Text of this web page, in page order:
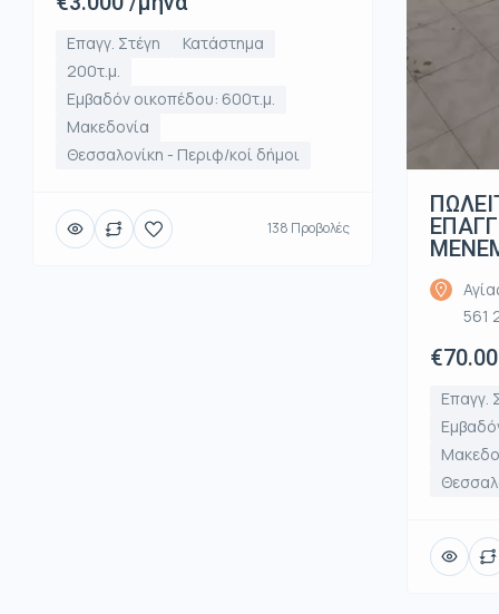
Επαγγ. Στέγη
Κατάστημα
200τ.μ.
Εμβαδόν οικοπέδου: 600τ.μ.
Μακεδονία
Θεσσαλονίκη - Περιφ/κοί δήμοι
138 Προβολές
561
Επαγγ.